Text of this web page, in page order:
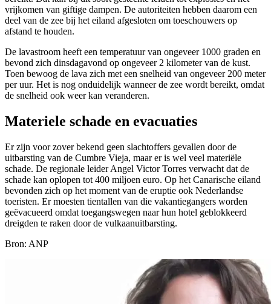
vrijkomen van giftige dampen. De autoriteiten hebben daarom een
deel van de zee bij het eiland afgesloten om toeschouwers op
afstand te houden.
De lavastroom heeft een temperatuur van ongeveer 1000 graden en
bevond zich dinsdagavond op ongeveer 2 kilometer van de kust.
Toen bewoog de lava zich met een snelheid van ongeveer 200 meter
per uur. Het is nog onduidelijk wanneer de zee wordt bereikt, omdat
de snelheid ook weer kan veranderen.
Materiele schade en evacuaties
Er zijn voor zover bekend geen slachtoffers gevallen door de
uitbarsting van de Cumbre Vieja, maar er is wel veel materiële
schade. De regionale leider Angel Victor Torres verwacht dat de
schade kan oplopen tot 400 miljoen euro. Op het Canarische eiland
bevonden zich op het moment van de eruptie ook Nederlandse
toeristen. Er moesten tientallen van die vakantiegangers worden
geëvacueerd omdat toegangswegen naar hun hotel geblokkeerd
dreigden te raken door de vulkaanuitbarsting.
Bron: ANP